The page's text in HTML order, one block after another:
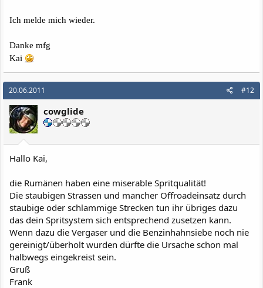
Ich melde mich wieder.
Danke mfg
Kai
20.06.2011 #12
cowglide
Hallo Kai,
die Rumänen haben eine miserable Spritqualität!
Die staubigen Strassen und mancher Offroadeinsatz durch
staubige oder schlammige Strecken tun ihr übriges dazu
das dein Spritsystem sich entsprechend zusetzen kann.
Wenn dazu die Vergaser und die Benzinhahnsiebe noch nie
gereinigt/überholt wurden dürfte die Ursache schon mal
halbwegs eingekreist sein.
Gruß
Frank